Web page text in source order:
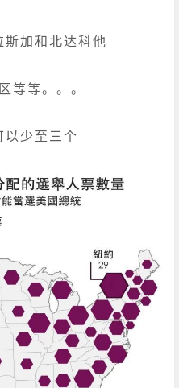
斯加和北达科他
等等。。。
以少至三个